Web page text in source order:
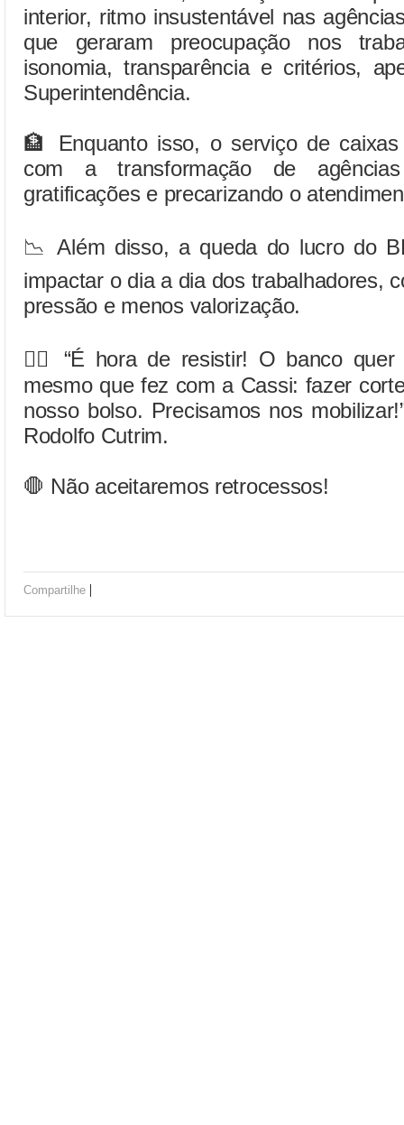
interior, ritmo insustentável nas
que geraram preocupação nos
isonomia, transparência e critérios,
Superintendência.
🏦 Enquanto isso, o serviço de
com a transformação de
gratificações e precarizando o
📉 Além disso, a queda do lucro do
impactar o dia a dia dos trabalhadores,
pressão e menos valorização.
✊🏽 “É hora de resistir! O banco
mesmo que fez com a Cassi: fazer
nosso bolso. Precisamos nos
Rodolfo Cutrim.
🛑 Não aceitaremos retrocessos!
Compartilhe |